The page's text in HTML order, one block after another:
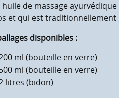
huile de massage
et qui est
disponibles :
ml (bouteille en verre)
500 ml (bouteille en verre)
litres (bidon)